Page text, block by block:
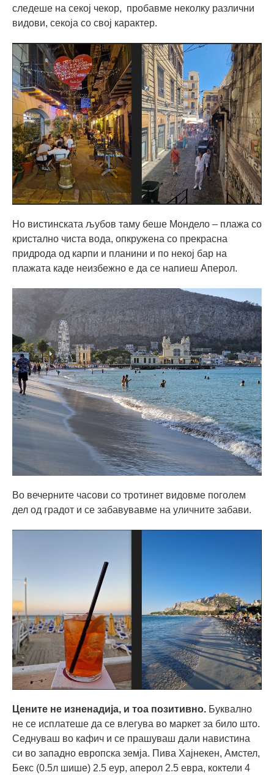
следеше на секој чекор, пробавме неколку различни
видови, секоја со свој карактер.
Но вистинската љубов таму беше Мондело – плажа со
кристално чиста вода, опкружена со прекрасна
придрода од карпи и планини и по некој бар на
плажата каде неизбежно е да се напиеш Аперол.
Во вечерните часови со тротинет видовме поголем
дел од градот и се забавувавме на уличните забави.
Цените не изненадија, и тоа позитивно. Буквално
не се исплатеше да се влегува во маркет за било што.
Седнуваш во кафич и се прашуваш дали навистина
си во западно европска земја. Пива Хајнекен, Амстел,
Бекс (0.5л шише) 2.5 еур, аперол 2.5 евра, коктели 4